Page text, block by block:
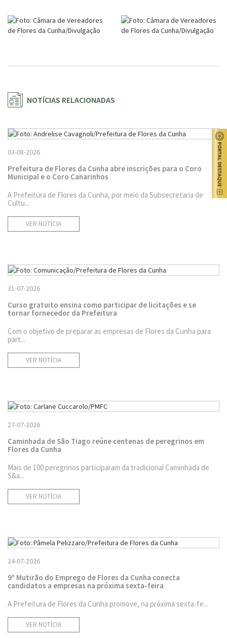
NOTÍCIAS RELACIONADAS
03-08-2026
Prefeitura de Flores da Cunha abre inscrições para o Coro
Municipal e o Coro Canarinhos
A Prefeitura de Flores da Cunha, por meio da Subsecretaria de
Cultu...
VER NOTÍCIA
31-07-2026
Curso gratuito ensina como participar de licitações e se
tornar fornecedor da Prefeitura
Com o objetivo de preparar as empresas de Flores da Cunha para
part...
VER NOTÍCIA
27-07-2026
Caminhada de São Tiago reúne centenas de peregrinos em
Flores da Cunha
Mais de 100 peregrinos participaram da tradicional Caminhada de
S&a...
VER NOTÍCIA
24-07-2026
9º Mutirão do Emprego de Flores da Cunha conecta
candidatos a empresas na próxima sexta-feira
A Prefeitura de Flores da Cunha promove, na próxima sexta-fe...
VER NOTÍCIA